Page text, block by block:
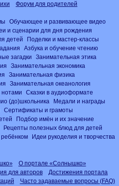
Форум для родителей
Обучающее и развивающее видео
и сценарии для дня рождения
детей
Поделки и мастер-классы
Азбука и обучение чтению
загадки
Занимательная этика
Занимательная экономика
Занимательная физика
Занимательная океанология
нотами
Сказки в аудиоформате
(до)школьника
Медали и награды
Сертификаты и грамоты
Подбор имён и их значение
Рецепты полезных блюд для детей
Идеи рукоделия и творчества
О портале «Солнышко»
для авторов
Достижения портала
Часто задаваемые вопросы (FAQ)